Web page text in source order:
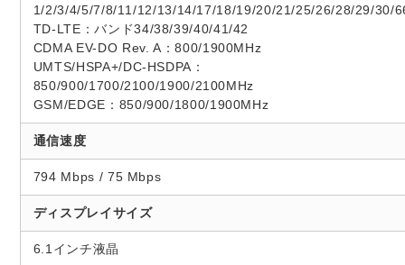
1/2/3/4/5/7/8/11/12/13/14/17/18/19/20/21/25/26/28/29/30/
TD-LTE：バンド34/38/39/40/41/42
CDMA EV-DO Rev. A：800/1900MHz
UMTS/HSPA+/DC-HSDPA：
850/900/1700/2100/1900/2100MHz
GSM/EDGE：850/900/1800/1900MHz
通信速度
794 Mbps / 75 Mbps
ディスプレイサイズ
6.1インチ液晶